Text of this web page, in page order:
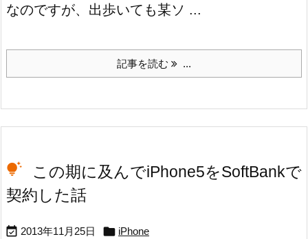
なのですが、出歩いても某ソ ...
記事を読む ...
この期に及んでiPhone5をSoftBankで
契約した話
 2013年11月25日  iPhone